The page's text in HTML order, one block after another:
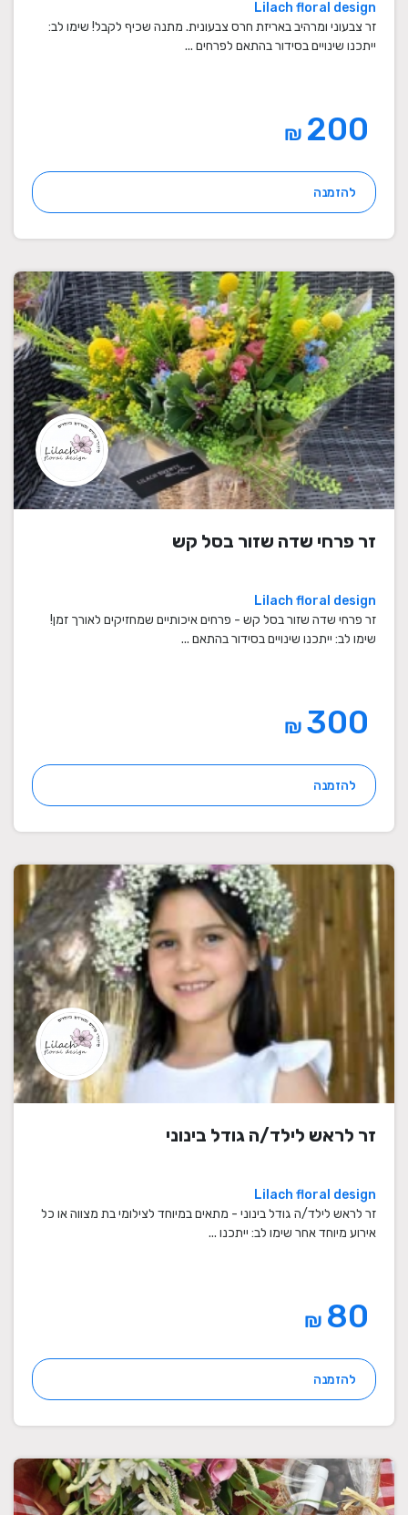
Lilach floral design
זר צבעוני ומרהיב באריזת חרס צבעונית. מתנה שכיף לקבל! שימו לב:
ייתכנו שינויים בסידור בהתאם לפרחים ...
₪
להזמנה
זר פרחי שדה שזור בסל קש
Lilach floral design
זר פרחי שדה שזור בסל קש - פרחים איכותיים שמחזיקים לאורך זמן!
שימו לב: ייתכנו שינויים בסידור בהתאם ...
₪
להזמנה
זר לראש לילד/ה גודל בינוני
Lilach floral design
זר לראש לילד/ה גודל בינוני - מתאים במיוחד לצילומי בת מצווה או כל
אירוע מיוחד אחר שימו לב: ייתכנו ...
₪
להזמנה